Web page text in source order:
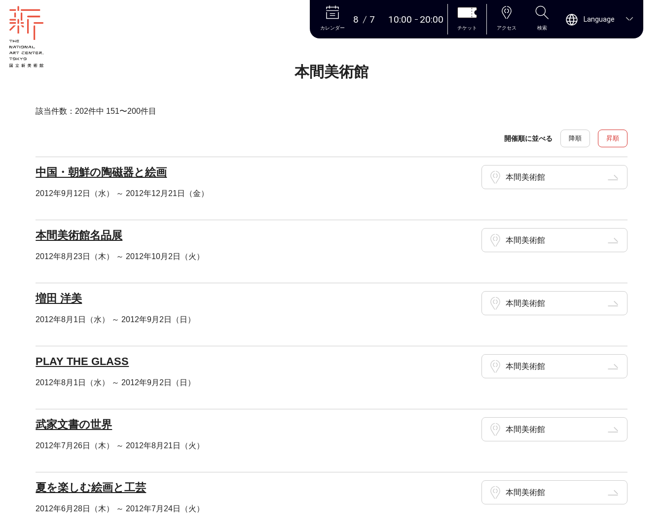
本文へ
カレンダー
8 7 10:00 20:00
チケット アクセス 検索
Language
本間美術館
該当件数：202件中 151〜200件目
開催順に並べる 降順 昇順
中国・朝鮮の陶磁器と絵画
2012年9月12日（水） ～ 2012年12月21日（金）
本間美術館
本間美術館名品展
2012年8月23日（木） ～ 2012年10月2日（火）
本間美術館
増田 洋美
2012年8月1日（水） ～ 2012年9月2日（日）
本間美術館
PLAY THE GLASS
2012年8月1日（水） ～ 2012年9月2日（日）
本間美術館
武家文書の世界
2012年7月26日（木） ～ 2012年8月21日（火）
本間美術館
夏を楽しむ絵画と工芸
2012年6月28日（木） ～ 2012年7月24日（火）
本間美術館